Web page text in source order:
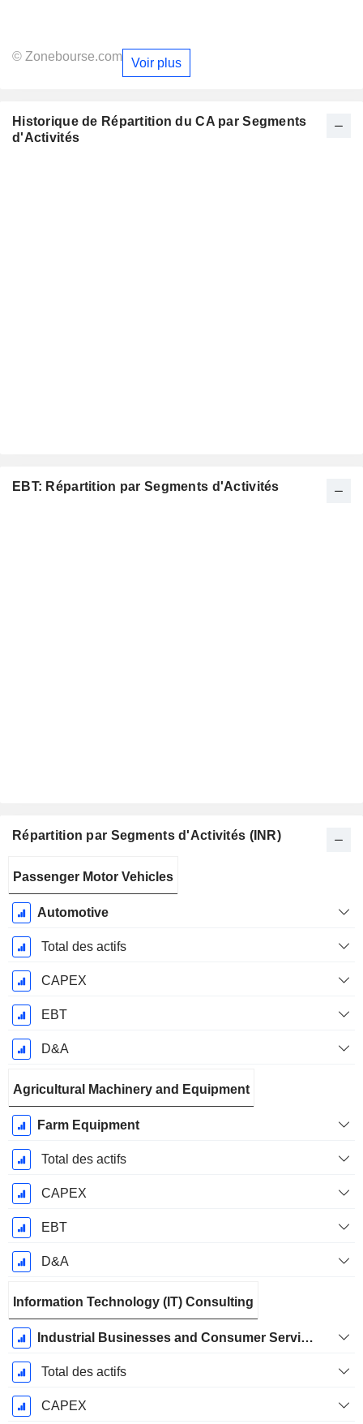
© Zonebourse.com Voir plus
Historique de Répartition du CA par Segments
d'Activités
EBT: Répartition par Segments d'Activités
Répartition par Segments d'Activités (INR)
Fiscale:
Mars
Passenger Motor Vehicles
Automotive
Total des actifs
CAPEX
EBT
D&A
Agricultural Machinery and Equipment
Farm Equipment
Total des actifs
CAPEX
EBT
D&A
Information Technology (IT) Consulting
Industrial Businesses and Consumer Services
Total des actifs
CAPEX